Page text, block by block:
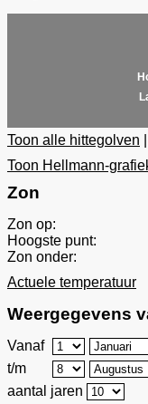
Toon alle hittegolven
Toon Hellmann-
Zon
Zon op:
Hoogste punt:
Zon onder:
Actuele temperatuur
Weergegevens
Vanaf
t/m
aantal jaren